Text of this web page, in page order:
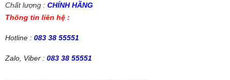
Chất lượng : CHÍNH HÃNG
Thông tin liên hệ :
Hotline : 083 38 55551
Zalo, Viber : 083 38 55551